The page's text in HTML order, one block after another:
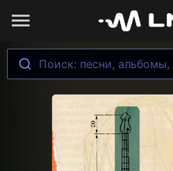
Поиск: песни,